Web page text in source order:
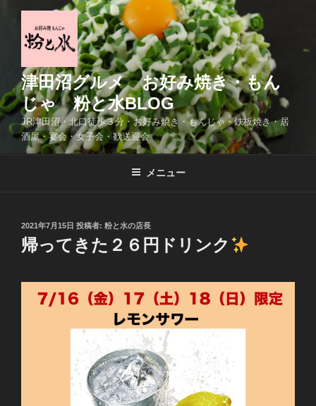
へ
ス
キ
津田沼グルメ お好み焼き・もん
じゃ 粉と水BLOG
JR津田沼・北口徒歩３分・お好み焼き・もんじゃ・鉄板焼き・居
酒屋・宴会・女子会・歓送迎会
メニュー
投
稿
日:
2021年7月15日 投稿者: 粉と水の店長
帰ってきた２６円ドリンク